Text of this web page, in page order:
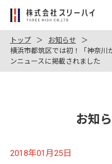
株
会
社
ス
リ
トップ
お知らせ
横浜市都筑区では初！「神奈川
ンニュースに掲載されました
お知
2018年01月25日